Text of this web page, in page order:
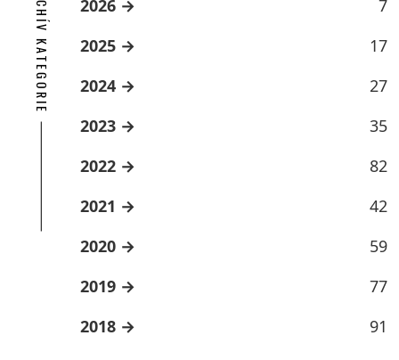
ARCHÍV KATEGORIE 2026
7
2025
17
2024
27
2023
35
2022
82
2021
42
2020
59
2019
77
2018
91